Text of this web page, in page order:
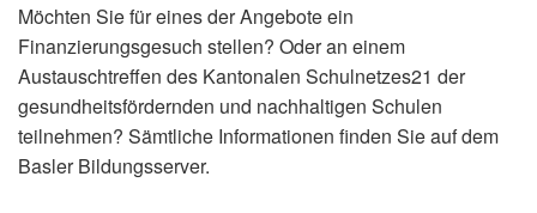
Möchten Sie für eines der Angebote ein
Finanzierungsgesuch stellen? Oder an einem
Austauschtreffen des Kantonalen Schulnetzes21 der
gesundheitsfördernden und nachhaltigen Schulen
teilnehmen? Sämtliche Informationen finden Sie auf dem
Basler Bildungsserver.